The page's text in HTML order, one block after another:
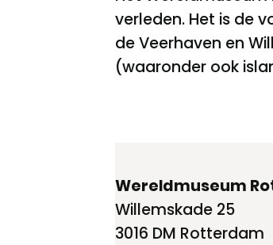
verleden. Het is de
de Veerhaven en
(waaronder ook
Wereldmuseum
Willemskade 25
3016 DM Rotterdam